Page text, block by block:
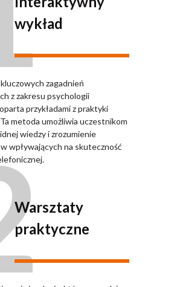
wykład
zagadnień
z zakresu psychologii
przykładami z praktyki
metoda umożliwia uczestnikom
wiedzy i zrozumienie
wpływających na skuteczność
Warsztaty
praktyczne